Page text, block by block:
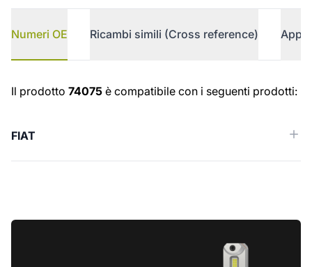
Numeri OE Ricambi simili (Cross reference)
Numeri OE
Il prodotto 74075 è compatibile con i seguenti prodotti:
FIAT